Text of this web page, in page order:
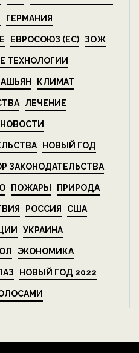
ГЕРМАНИЯ
ЕВРОСОЮЗ (ЕС) ЗОЖ
ТЕХНОЛОГИИ
КЛИМАТ
ЛЕЧЕНИЕ
НОВОСТИ
НОВЫЙ ГОД
ЗАКОНОДАТЕЛЬСТВА
ПОЖАРЫ ПРИРОДА
РОССИЯ США
УКРАИНА
ЭКОНОМИКА
НОВЫЙ ГОД 2022